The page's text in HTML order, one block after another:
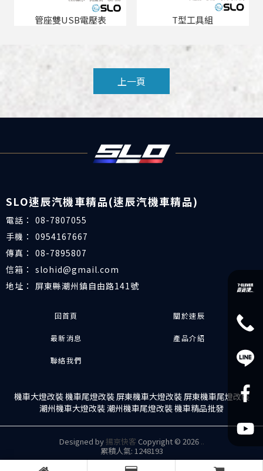
管座雙USB電壓表 T型工具組
上一頁
08-7807055
0954167667
08-7895807
slohid@gmail.com
屏東縣潮州鎮自由路141號
回首頁 關於速辰
最新消息 產品介紹
聯絡我們
機車大燈改裝機車尾燈改裝屏東機車大燈改裝屏東機車尾燈改裝
潮州機車大燈改裝潮州機車尾燈改裝機車精品批發
Designed by揚京快客 Copyright © 2026 ..
累積人氣: 1248193